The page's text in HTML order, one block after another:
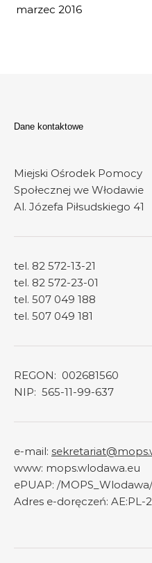
marzec 2016
Dane kontaktowe
Miejski Ośrodek Pomocy
Społecznej we Włodawie
Al. Józefa Piłsudskiego 41
tel. 82 572-13-21
tel. 82 572-23-01
tel. 507 049 188
tel. 507 049 181
REGON: 002681560
NIP: 565-11-99-637
e-mail:
www: mops.wlodawa.eu
ePUAP: /
Adres e-doręczeń: AE:PL-